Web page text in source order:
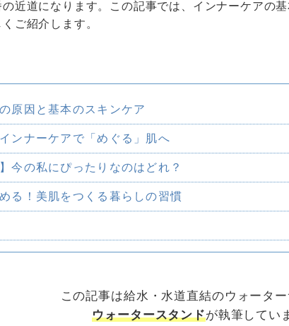
近道になります。この記事では、インナーケアの
ご紹介します。
原因と基本のスキンケア
ンナーケアで「めぐる」肌へ
今の私にぴったりなのはどれ？
る！美肌をつくる暮らしの習慣
この記事は給水・水道直結のウォータ
ウォータースタンドが執筆してい